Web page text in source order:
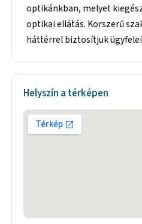
optikánkban, melyet
optikai ellátás. Korszerű
háttérrel biztosítjuk
Helyszín a térképen